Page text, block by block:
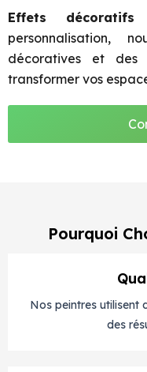
Effets
personnalisation,
décoratives et des
transformer vos
Pourquoi
Nos peintres utilisent
des